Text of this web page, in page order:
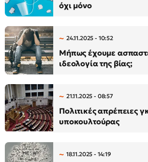
όχι μόνο
24.11.2025 - 10:52
Μήπως έχουμε
ιδεολογία της βίας;
21.11.2025 - 08:57
Πολιτικές απρέπειες
υποκουλτούρας
18.11.2025 - 14:19